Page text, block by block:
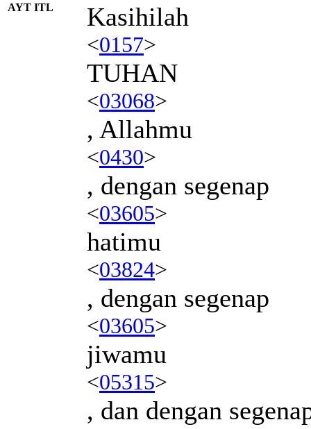
AYT ITL Kasihilah
<0157>
TUHAN
<03068>
, Allahmu
<0430>
, dengan segenap
<03605>
hatimu
<03824>
, dengan segenap
<03605>
jiwamu
<05315>
, dan dengan